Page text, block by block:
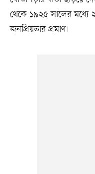
থেকে ১৯২৫ সালের মধ্যে
জনপ্রিয়তার প্রমাণ।